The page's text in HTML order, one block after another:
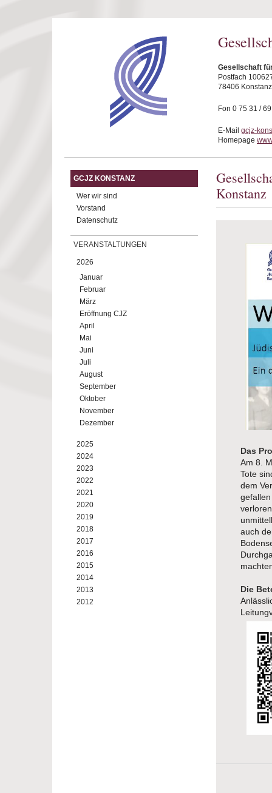
Gesellschaft
Postfach
78406 Konstanz
Fon 0 75 31 /
E-Mail gcjz-
Homepage
GCJZ KONSTANZ
Wer wir sind
Vorstand
Datenschutz
VERANSTALTUNGEN
2026
Januar
Februar
März
Eröffnung CJZ
April
Mai
Juni
Juli
August
September
Oktober
November
Dezember
2025
2024
2023
2022
2021
2020
2019
2018
2017
2016
2015
2014
2013
2012
Konstanz
Das
Am 8.
Tote
dem
auch
Die